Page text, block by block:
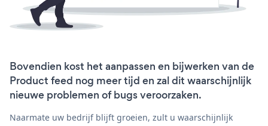
Bovendien kost het aanpassen en bijwerken van de
Product feed nog meer tijd en zal dit waarschijnlijk
nieuwe problemen of bugs veroorzaken.
Naarmate uw bedrijf blijft groeien, zult u waarschijnlijk